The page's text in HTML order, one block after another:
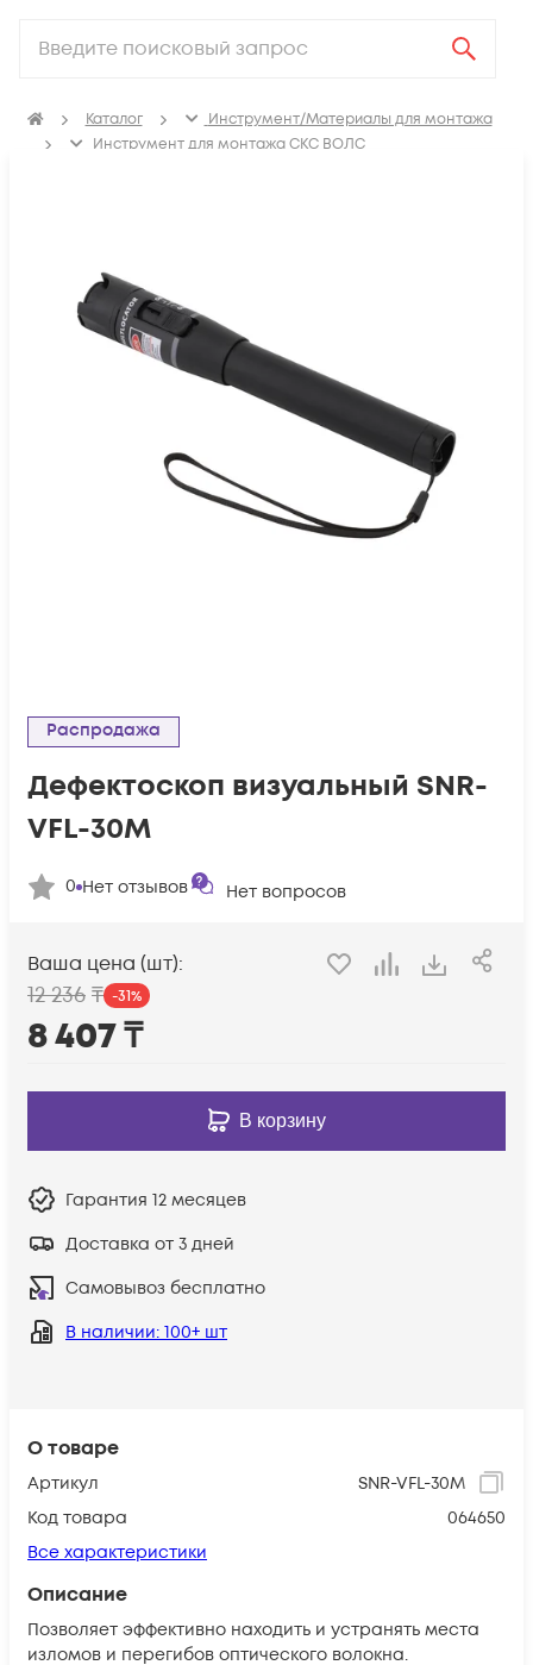
Каталог
Инструмент/Материалы для монтажа
Инструмент для монтажа СКС ВОЛС
О товаре
Артикул
SNR-VFL-30M
Код товара
064650
Все характеристики
Описание
Позволяет эффективно находить и устранять места
изломов и перегибов оптического волокна.
Распродажа
Дефектоскоп визуальный SNR-
VFL-30M
0 Нет отзывов Нет вопросов
Ваша цена (шт):
12 236 ₸ -31%
8 407₸
В корзину
Гарантия 12 месяцев
Доставка от 3 дней
Самовывоз бесплатно
В наличии: 100+ шт